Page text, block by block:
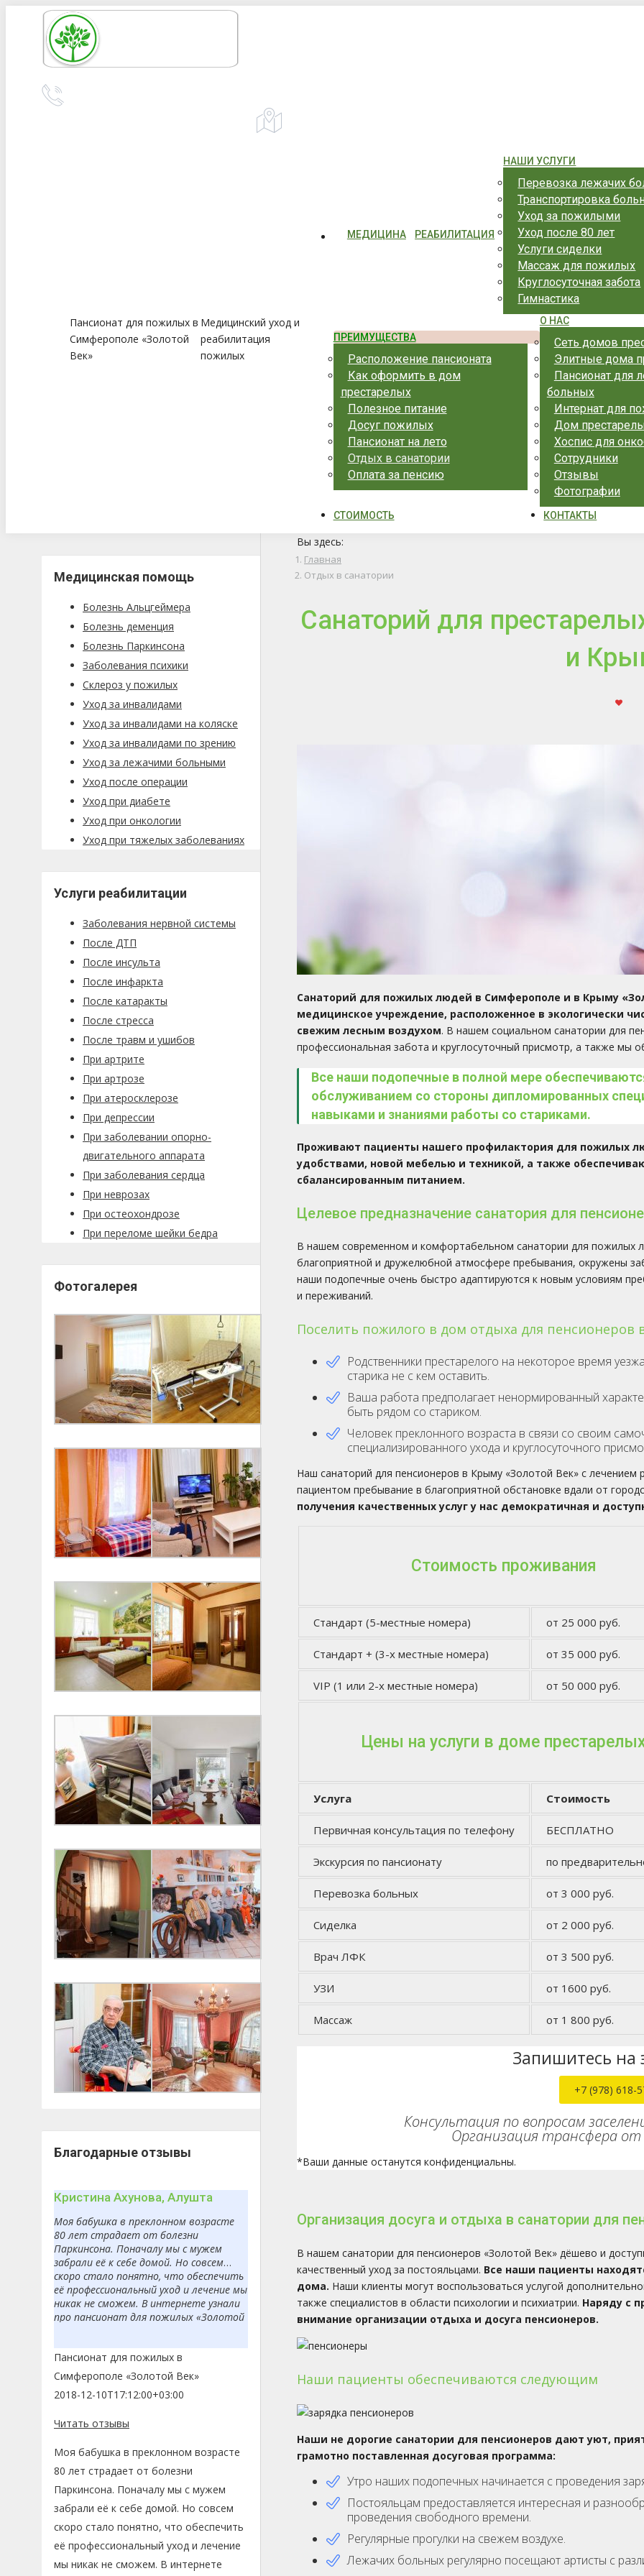
Перейти
содержанию
Пансионат для пожилых в
Симферополе «Золотой
Век»
Медицинский уход и
реабилитация
пожилых
МЕДИЦИНА РЕАБИЛИТАЦИЯ
НАШИ УСЛУГИ
Перевозка лежачих
Транспортировка
Уход за пожилыми
Уход после 80 лет
Услуги сиделки
Массаж для пожилых
Круглосуточная забота
Гимнастика
ПРЕИМУЩЕСТВА
Расположение пансионата
Как оформить в дом
престарелых
Полезное питание
Досуг пожилых
Пансионат на лето
Отдых в санатории
Оплата за пенсию
О НАС
Сеть домов
Элитные дома
Пансионат для
больных
Интернат для
Дом
Хоспис для
Сотрудники
Отзывы
Фотографии
СТОИМОСТЬ КОНТАКТЫ
Вы здесь:
Главная
Отдых в санатории
Санаторий для
и
Санаторий для пожилых людей в Симферополе и в Крыму
медицинское учреждение, расположенное в экологически
свежим лесным воздухом. В нашем социальном санатории для
профессиональная забота и круглосуточный присмотр, а также мы
Все наши подопечные в полной мере
обслуживанием со стороны дипломированных
навыками и знаниями работы со стариками.
Проживают пациенты нашего профилактория для пожилых
удобствами, новой мебелью и техникой, а также
сбалансированным питанием.
Целевое предназначение санатория для
В нашем современном и комфортабельном санатории для пожилых
благоприятной и дружелюбной атмосфере пребывания, окружены
наши подопечные очень быстро адаптируются к новым условиям
и переживаний.
Поселить пожилого в дом отдыха для
Родственники престарелого на некоторое время
старика не с кем оставить.
Ваша работа предполагает ненормированный
быть рядом со стариком.
Человек преклонного возраста в связи со своим
специализированного ухода и круглосуточного
Наш санаторий для пенсионеров в Крыму «Золотой Век» с лечением
пациентом пребывание в благоприятной обстановке вдали от
получения качественных услуг у нас демократичная и
Стоимость проживания
Стандарт (5-местные номера) от 25 000 руб.
Стандарт + (3-х местные номера) от 35 000 руб.
VIP (1 или 2-х местные номера) от 50 000 руб.
Цены на услуги в доме
Услуга Стоимость
Первичная консультация по телефону БЕСПЛАТНО
Экскурсия по пансионату по
Перевозка больных от 3 000 руб.
Сиделка от 2 000 руб.
Врач ЛФК от 3 500 руб.
УЗИ от 1600 руб.
Массаж от 1 800 руб.
Запишитесь на
+7 (978) 618-
Консультация по вопросам
Организация трансфера
*Ваши данные останутся конфиденциальны.
Организация досуга и отдыха в санатории для
В нашем санатории для пенсионеров «Золотой Век» дёшево и
качественный уход за постояльцами. Все наши пациенты
дома. Наши клиенты могут воспользоваться услугой
также специалистов в области психологии и психиатрии. Наряду с
внимание организации отдыха и досуга пенсионеров.
Наши пациенты обеспечиваются следующим
Наши не дорогие санатории для пенсионеров дают уют,
грамотно поставленная досуговая программа:
Утро наших подопечных начинается с проведения
Постояльцам предоставляется интересная и
проведения свободного времени.
Регулярные прогулки на свежем воздухе.
Лежачих больных регулярно посещают артисты с
Медицинская помощь
Болезнь Альцгеймера
Болезнь деменция
Болезнь Паркинсона
Заболевания психики
Склероз у пожилых
Уход за инвалидами
Уход за инвалидами на коляске
Уход за инвалидами по зрению
Уход за лежачими больными
Уход после операции
Уход при диабете
Уход при онкологии
Уход при тяжелых заболеваниях
Услуги реабилитации
Заболевания нервной системы
После ДТП
После инсульта
После инфаркта
После катаракты
После стресса
После травм и ушибов
При артрите
При артрозе
При атеросклерозе
При депрессии
При заболевании опорно-
двигательного аппарата
При заболевания сердца
При неврозах
При остеохондрозе
При переломе шейки бедра
Фотогалерея
Благодарные отзывы
Кристина Ахунова, Алушта
Моя бабушка в преклонном возрасте
80 лет страдает от болезни
Паркинсона. Поначалу мы с мужем
забрали её к себе домой. Но совсем
скоро стало понятно, что обеспечить
её профессиональный уход и лечение мы
никак не сможем. В интернете узнали
про пансионат для пожилых «Золотой
профессиональные и опытные врачи. И
в целом условия очень комфортные,
палаты уютные, мебель современная,
есть отдельный туалет и душевая. А
круглосуточным присмотром врачей, и
безопасность. Спасибо вам.
Пансионат для пожилых в
Симферополе «Золотой Век»
2018-12-10T17:12:00+03:00
Читать отзывы
Моя бабушка в преклонном возрасте
80 лет страдает от болезни
Паркинсона. Поначалу мы с мужем
забрали её к себе домой. Но совсем
скоро стало понятно, что обеспечить
её профессиональный уход и лечение
мы никак не сможем. В интернете